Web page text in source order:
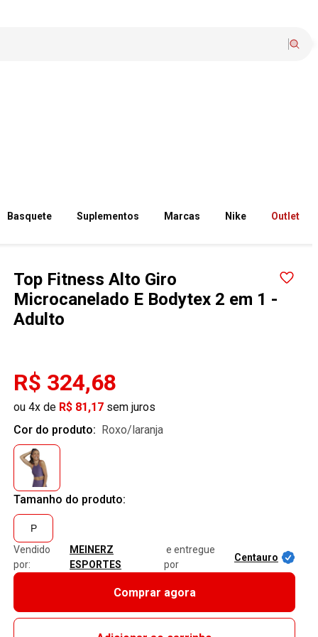
Basquete Suplementos Marcas Nike Outlet
Top Fitness Alto Giro
Microcanelado E Bodytex 2 em 1 -
Adulto
R$ 324,68
ou 4x de R$ 81,17 sem juros
Cor do produto:
roxo/laranja
Tamanho do produto:
P
Vendido
por:
MEINERZ
ESPORTES
e entregue
por
Centauro
Comprar agora